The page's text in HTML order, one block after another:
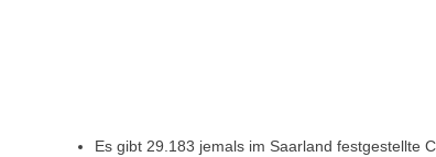
Es gibt 29.183 jemals im Saarland festgestellte